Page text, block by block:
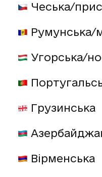
Чеська/
Румунська/
Угорська/
Грузинська
Вірменська